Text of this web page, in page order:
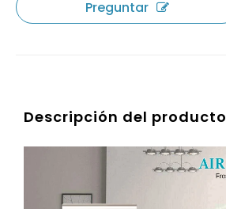
Preguntar
Descripción del producto